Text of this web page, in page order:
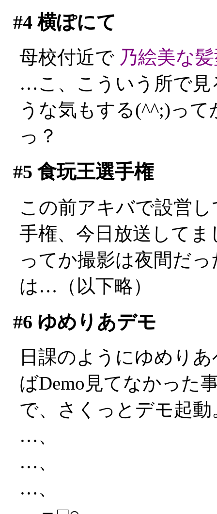
#4横ぽにて
母校付近で 乃絵美な
…こ、こういう所で見
うな気もする(^^;)っ
っ？
#5 食玩王選手権
この前アキバで設営
手権、今日放送して
ってか撮影は夜間だ
は…（以下略）
#6 ゆめりあデモ
日課のようにゆめり
ばDemo見てなかった
で、さくっとデモ起動
…、
…、
…、